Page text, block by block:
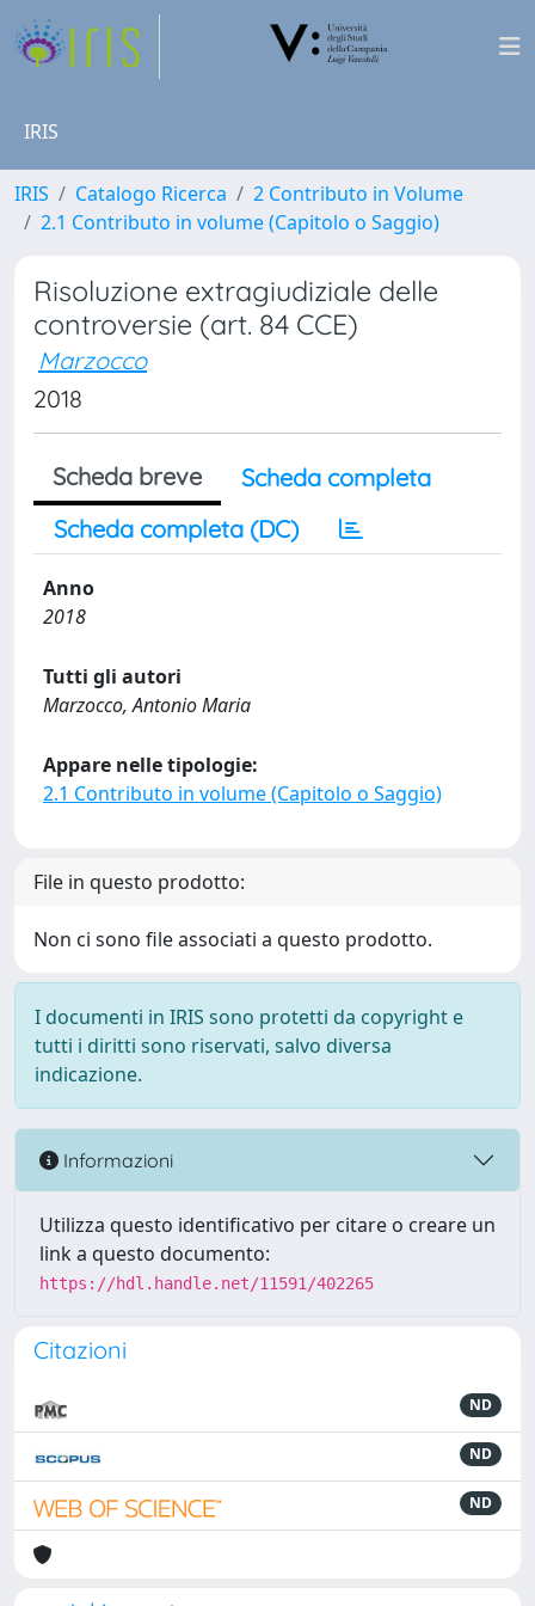
IRIS
IRIS Catalogo Ricerca
2 Contributo in Volume
2.1 Contributo in volume (Capitolo o Saggio)
Risoluzione extragiudiziale delle
controversie (art. 84 CCE)
Marzocco
2018
Scheda breve
Scheda completa
Scheda completa (DC)
Anno
2018
Tutti gli autori
Marzocco, Antonio Maria
Appare nelle tipologie:
2.1 Contributo in volume (Capitolo o Saggio)
File in questo prodotto:
Non ci sono file associati a questo prodotto.
I documenti in IRIS sono protetti da copyright e
tutti i diritti sono riservati, salvo diversa
indicazione.
Informazioni
Utilizza questo identificativo per citare o creare un
link a questo documento:
https://hdl.handle.net/11591/402265
Citazioni
ND
ND
ND